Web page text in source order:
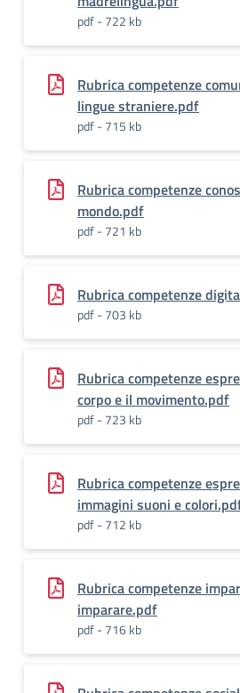
pdf - 722 kb
Rubrica competenze
lingue straniere.pdf
pdf - 715 kb
Rubrica competenze
mondo.pdf
pdf - 721 kb
Rubrica competenze
pdf - 703 kb
Rubrica competenze
corpo e il movimento.pdf
pdf - 723 kb
Rubrica competenze
immagini suoni e
pdf - 712 kb
Rubrica competenze
imparare.pdf
pdf - 716 kb